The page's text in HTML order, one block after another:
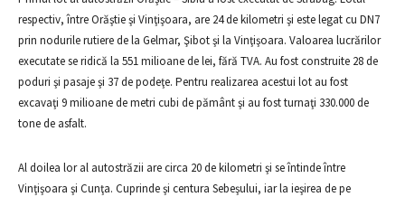
respectiv, între Orăştie şi Vinţişoara, are 24 de kilometri şi este legat cu DN7
prin nodurile rutiere de la Gelmar, Şibot şi la Vinţişoara. Valoarea lucrărilor
executate se ridică la 551 milioane de lei, fără TVA. Au fost construite 28 de
poduri şi pasaje şi 37 de podeţe. Pentru realizarea acestui lot au fost
excavaţi 9 milioane de metri cubi de pământ şi au fost turnaţi 330.000 de
tone de asfalt.
Al doilea lor al autostrăzii are circa 20 de kilometri şi se întinde între
Vinţişoara şi Cunţa. Cuprinde şi centura Sebeşului, iar la ieşirea de pe